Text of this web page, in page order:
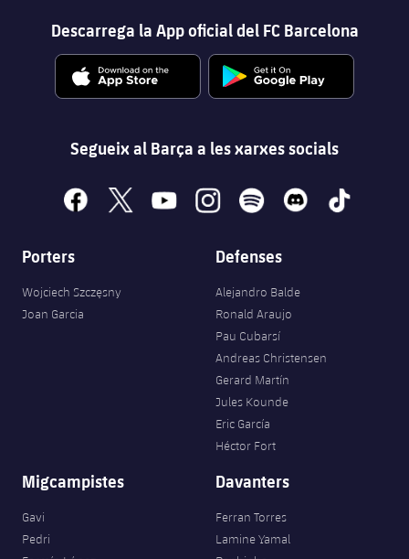
Descarrega la App oficial del FC Barcelona
Segueix al Barça a les xarxes socials
facebook
x youtubeinstagramspotify discord tiktok
Porters
Wojciech Szczęsny
Joan Garcia
Defenses
Alejandro Balde
Ronald Araujo
Pau Cubarsí
Andreas Christensen
Gerard Martín
Jules Kounde
Eric García
Héctor Fort
Migcampistes
Gavi
Pedri
Davanters
Ferran Torres
Lamine Yamal